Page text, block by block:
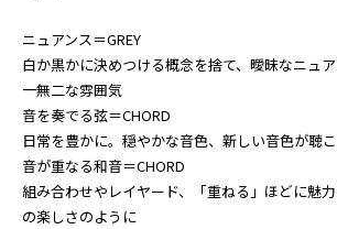
ニュアンス＝GREY
白か黒かに決めつける概念を捨て、曖昧なニュ
一無二な雰囲気
音を奏でる弦＝CHORD
日常を豊かに。穏やかな音色、新しい音色が聴
音が重なる和音＝CHORD
組み合わせやレイヤード、「重ねる」ほどに魅
の楽しさのように